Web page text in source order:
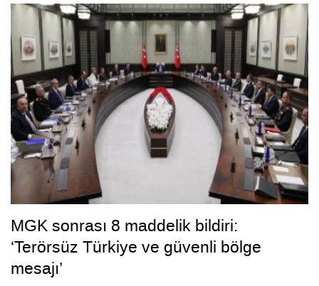
MGK sonrası 8 maddelik bildiri:
‘Terörsüz Türkiye ve güvenli bölge
mesajı’